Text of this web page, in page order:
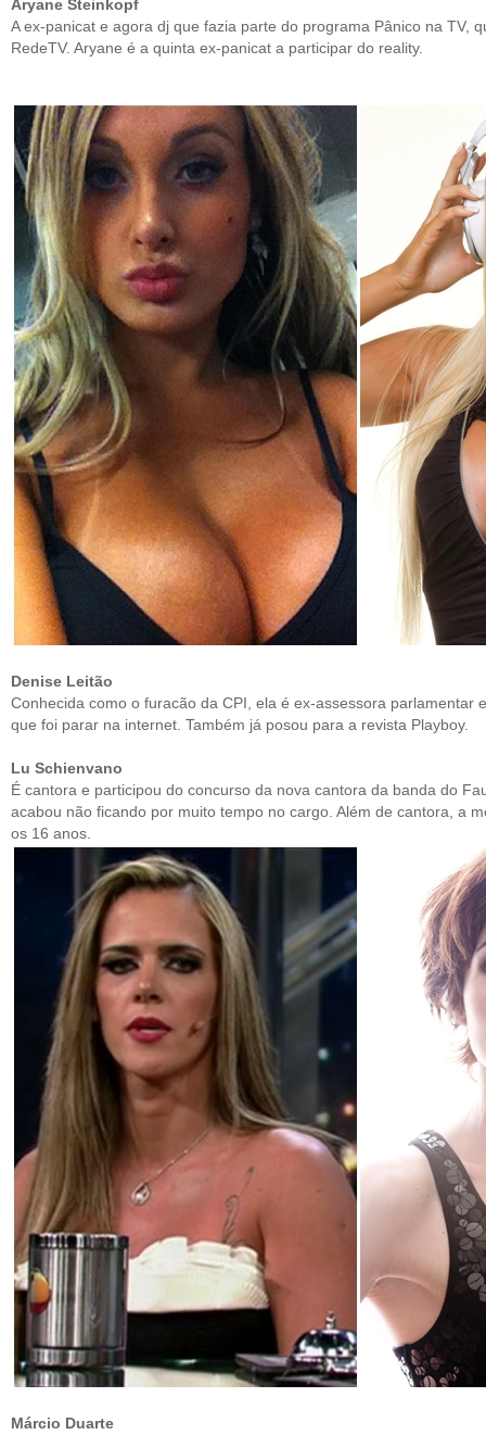
Aryane Steinkopf
A ex-panicat e agora dj que fazia parte do programa Pânico na TV,
RedeTV. Aryane é a quinta ex-panicat a participar do reality.
Denise Leitão
Conhecida como o furacão da CPI, ela é ex-assessora parlamentar
que foi parar na internet. Também já posou para a revista Playboy.
Lu Schienvano
É cantora e participou do concurso da nova cantora da banda do
acabou não ficando por muito tempo no cargo. Além de cantora, a
os 16 anos.
Márcio Duarte